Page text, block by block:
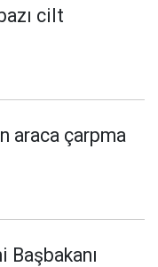
cilt
araca çarpma
Başbakanı